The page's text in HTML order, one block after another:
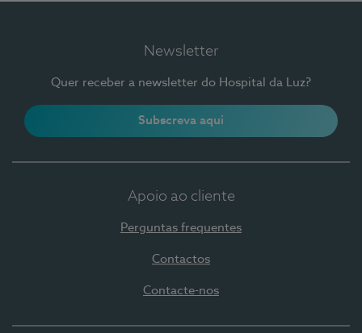
Newsletter
Quer receber a newsletter do Hospital da Luz?
Subscreva aqui
Apoio ao cliente
Perguntas frequentes
Contactos
Contacte-nos